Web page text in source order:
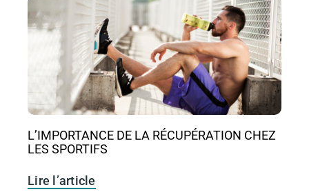
L’IMPORTANCE DE LA RÉCUPÉRATION CHEZ
LES SPORTIFS
Lire l’article